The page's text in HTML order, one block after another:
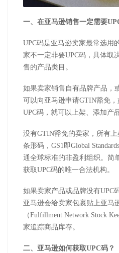
一、在亚马逊销售一定需要
UPC码是亚马逊卖家最常选用
家不一定非要UPC码，具体取
售的产品类目。
如果卖家销售自有品牌产品，
可以向亚马逊申请GTIN豁免
UPC码，就可以上架、添加产品
没有GTIN豁免的卖家，所有
条形码，GS1即Global
通全球标准的非盈利组织。简
获取UPC码的唯一合法机构。
如果卖家产品或品牌没有UPC
亚马逊会给卖家包裹贴上亚马
（Fulfillment Network Stock
家追踪商品库存。
二、亚马逊如何获取UPC码？